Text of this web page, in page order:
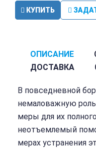
КУПИТЬ
ОПИСАНИЕ
ДОСТАВКА
В повседневной
немаловажную
меры для их
неотъемлемый
мерах устранения